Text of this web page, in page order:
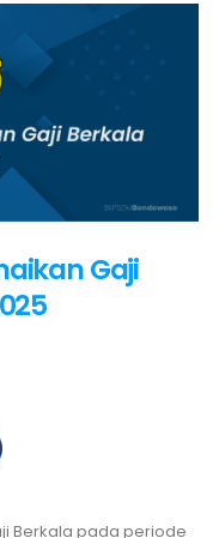
Gaji
Berkala pada periode